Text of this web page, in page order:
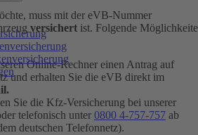
muss mit der eVB-Nummer
versichert ist. Folgende
Online-Rechner einen Antrag auf
und erhalten Sie die eVB direkt im
Sie die Kfz-​Versicherung bei unserer
telefonisch unter 0800 4-​757-757 ab
deutschen Telefonnetz).